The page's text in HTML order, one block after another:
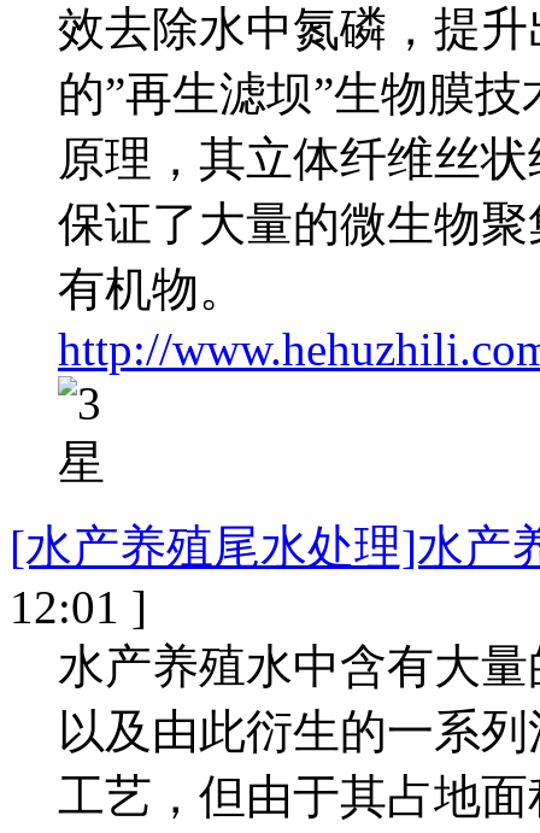
效去除水中氮磷，提
的”再生滤坝”生物膜
原理，其立体纤维丝
保证了大量的微生物
有机物。
http://
[水产养殖尾水处理]水产
12:01 ]
水产养殖水中含有大
以及由此衍生的一系
工艺，但由于其占地